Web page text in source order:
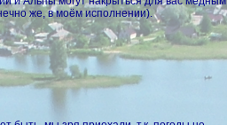
же, в моём исполнении).